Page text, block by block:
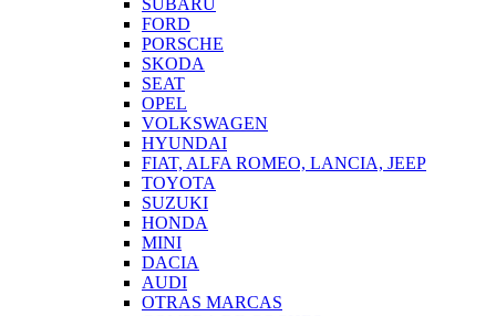
SUBARU
FORD
PORSCHE
SKODA
SEAT
OPEL
VOLKSWAGEN
HYUNDAI
FIAT, ALFA ROMEO, LANCIA, JEEP
TOYOTA
SUZUKI
HONDA
MINI
DACIA
AUDI
OTRAS MARCAS